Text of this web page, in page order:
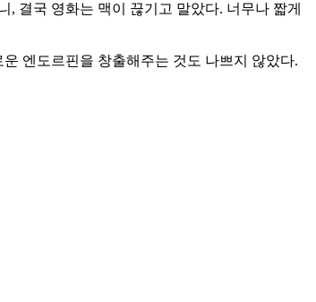
결국 영화는 맥이 끊기고 말았다. 너무나 짧게
엔도르핀을 창출해주는 것도 나쁘지 않았다.